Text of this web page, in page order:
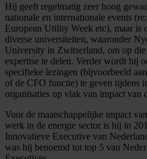
Hij geeft regelmatig zeer hoog
nationale en internationale events
European Utility Week etc), maar is
diverse universiteiten, waaronder
University in Zwitserland, om op
expertise te delen. Verder wordt hij
specifieke lezingen (bijvoorbeeld
of de CFO functie) te geven tijdens
organisaties op vlak van impact van
Voor de maatschappelijke impact
werk in de energie sector is hij in
Innovatieve Executive van
was hij benoemd tot top 5 van